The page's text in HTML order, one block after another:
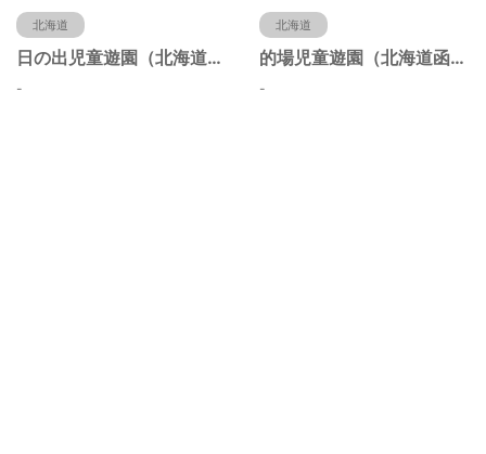
北海道
日の出児童遊園（北海道函館市）
-
北海道
的場児童遊園（北海道函館市）
-